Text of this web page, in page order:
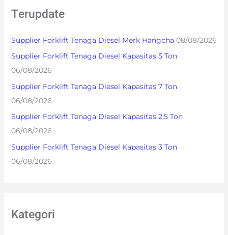
c
f
o
r
:
Terupdate
Supplier Forklift Tenaga Diesel Merk Hangcha 08/08/2026
Supplier Forklift Tenaga Diesel Kapasitas 5 Ton
06/08/2026
Supplier Forklift Tenaga Diesel Kapasitas 7 Ton
06/08/2026
Supplier Forklift Tenaga Diesel Kapasitas 2,5 Ton
06/08/2026
Supplier Forklift Tenaga Diesel Kapasitas 3 Ton
06/08/2026
Kategori